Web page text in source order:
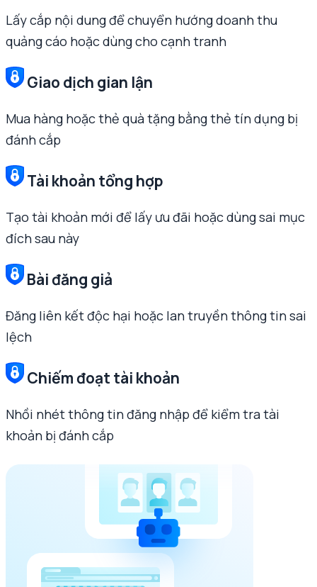
Lấy cắp nội dung để chuyển hướng doanh thu
quảng cáo hoặc dùng cho cạnh tranh
Giao dịch gian lận
Mua hàng hoặc thẻ quà tặng bằng thẻ tín dụng bị
đánh cắp
Tài khoản tổng hợp
Tạo tài khoản mới để lấy ưu đãi hoặc dùng sai mục
đích sau này
Bài đăng giả
Đăng liên kết độc hại hoặc lan truyền thông tin sai
lệch
Chiếm đoạt tài khoản
Nhồi nhét thông tin đăng nhập để kiểm tra tài
khoản bị đánh cắp